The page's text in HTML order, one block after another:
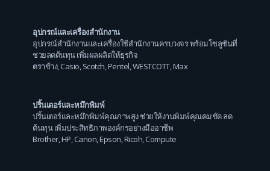
อุปกรณ์และเครื่องสำนักงาน
อุปกรณ์สำนักงานและเครื่องใช้สำนักงานครบวงจร พร้อมโซลูชันที่
ช่วยลดต้นทุน เพิ่มผลผลิตให้ธุรกิจ
ตราช้าง,Casio,Scotch,Pentel,WESTCOTT,Max
ปริ้นเตอร์และหมึกพิมพ์
ปริ้นเตอร์และหมึกพิมพ์คุณภาพสูง ช่วยให้งานพิมพ์คุณคมชัด ลด
ต้นทุน เพิ่มประสิทธิภาพองค์กรอย่างมืออาชีพ
Brother,HP,Canon,Epson,Ricoh,Compute